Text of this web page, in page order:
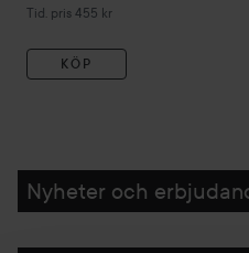
Tid. pris 455 kr
Tidigare pris 455 kr
KÖP
Nyheter och